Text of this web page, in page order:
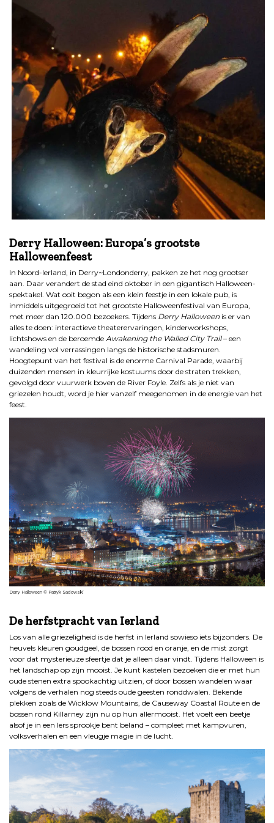
Derry Halloween: Europa’s grootste
Halloweenfeest
In Noord-Ierland, in Derry~Londonderry, pakken ze het nog grootser
aan. Daar verandert de stad eind oktober in een gigantisch Halloween-
spektakel. Wat ooit begon als een klein feestje in een lokale pub, is
inmiddels uitgegroeid tot het grootste Halloweenfestival van Europa,
met meer dan 120.000 bezoekers. Tijdens Derry Halloween is er van
alles te doen: interactieve theaterervaringen, kinderworkshops,
lichtshows en de beroemde Awakening the Walled City Trail– een
wandeling vol verrassingen langs de historische stadsmuren.
Hoogtepunt van het festival is de enorme Carnival Parade, waarbij
duizenden mensen in kleurrijke kostuums door de straten trekken,
gevolgd door vuurwerk boven de River Foyle. Zelfs als je niet van
griezelen houdt, word je hier vanzelf meegenomen in de energie van het
feest.
Derry Halloween © Patryk Sadowski
De herfstpracht van Ierland
Los van alle griezeligheid is de herfst in Ierland sowieso iets bijzonders. De
heuvels kleuren goudgeel, de bossen rood en oranje, en de mist zorgt
voor dat mysterieuze sfeertje dat je alleen daar vindt. Tijdens Halloween is
het landschap op zijn mooist. Je kunt kastelen bezoeken die er met hun
oude stenen extra spookachtig uitzien, of door bossen wandelen waar
volgens de verhalen nog steeds oude geesten ronddwalen. Bekende
plekken zoals de Wicklow Mountains, de Causeway Coastal Route en de
bossen rond Killarney zijn nu op hun allermooist. Het voelt een beetje
alsof je in een Iers sprookje bent beland – compleet met kampvuren,
volksverhalen en een vleugje magie in de lucht.